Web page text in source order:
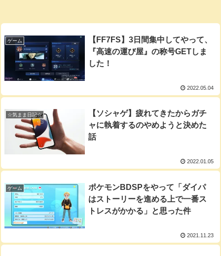
ゲーム
【FF7FS】3日間集中してやって、
『高速の運び屋』の称号GETしま
した！
2022.05.04
☆気まま日記☆
【ソシャゲ】疲れてきたからガチ
ャに執着するのやめようと決めた
話
2022.01.05
ゲーム
ポケモンBDSPをやって「ダイパ
はストーリーを進める上で一番ス
トレスがかかる」と思った件
2021.11.23